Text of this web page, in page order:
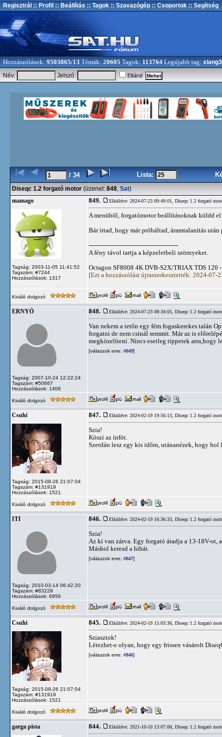
Regisztrál :: Profil :: Beállítás :: Tagok :: Szavazógép :: Csoportok :: Segítség
Hozzászólások: 9503865/13 Témák: 20605 Tagok: 113764 Legújabb tag:
Név:
Jelszó: Eltárol
/ 34 Lista:
Diseqc 1.2 forgató motor (üzenet: 848, Sat)
mamago
Tagság: 2003-11-05 11:41:52
Tagszám: #7244
Hozzászólások: 1317
849. Elküldve: 2024-07-23 09:49:01, Diseqc 1.2 forgató
A menüből, forgatómotor beállításoknak küldd
Bár írtad, hogy már próbáltad, áramtalanítás
---------------------------------------------
A fény távol tartja a képzeletbeli szörnyeket.
Octagon SF8008 4K DVB-S2X/TRIAX TDS 120
[Ezt a hozzászólást újraszerkesztették: 2024-07-
Kiváló dolgozó
ERNYÖ
Tagság: 2007-10-24 12:22:24
Tagszám: #50667
Hozzászólások: 1406
848. Elküldve: 2024-07-23 08:34:05, Diseqc 1.2 forgató
Van nekem a tetőn egy fém fogaskerekes talán
forgatni de nem csinál semmit. Már az is
megközelíteni. Nincs esetleg tippetek arra,hogy
[válaszok erre: #849]
Kiváló dolgozó
Csuhi
Tagság: 2015-08-26 21:07:04
Tagszám: #131919
Hozzászólások: 1521
847. Elküldve: 2024-02-19 19:56:13, Diseqc 1.2 forgató
Szia!
Köszi az infót.
Szerdán lesz egy kis időm, utánanézek, hogy hol
Kiváló dolgozó
ITI
Tagság: 2010-03-14 06:42:20
Tagszám: #83228
Hozzászólások: 6956
846. Elküldve: 2024-02-19 16:36:33, Diseqc 1.2 forgató
Szia!
Az ki van zárva. Egy forgató átadja a 13-18V-
Máshol keresd a hibát.
[válaszok erre: #847]
Kiváló dolgozó
Csuhi
Tagság: 2015-08-26 21:07:04
Tagszám: #131919
Hozzászólások: 1521
845. Elküldve: 2024-02-19 15:03:36, Diseqc 1.2 forgató
Sziasztok!
Létezhet-e olyan, hogy egy frissen vásárolt
[válaszok erre: #846]
Kiváló dolgozó
garga pista 844. Elküldve: 2021-10-10 13:07:00, Diseqc 1.2 forgató